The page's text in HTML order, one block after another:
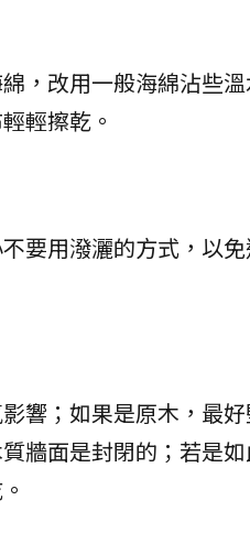
，改用一般海綿沾些
輕擦乾。
要用潑灑的方式，以
響；如果是原木，最
牆面是封閉的；若是